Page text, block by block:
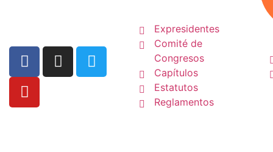
Expresidentes
Comité de
Congresos
Capítulos
Estatutos
Reglamentos